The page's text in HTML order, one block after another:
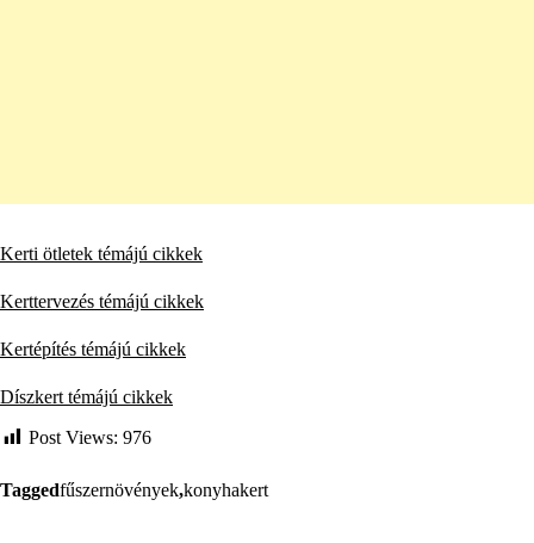
Kerti ötletek témájú cikkek
Kerttervezés témájú cikkek
Kertépítés témájú cikkek
Díszkert témájú cikkek
Post Views: 976
Taggedfűszernövények,konyhakert